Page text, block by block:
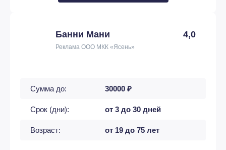
Банни Мани 4,0
Реклама ООО МКК «Ясень»
Сумма до: 30000 ₽
Срок (дни): от 3 до 30 дней
Возраст: от 19 до 75 лет